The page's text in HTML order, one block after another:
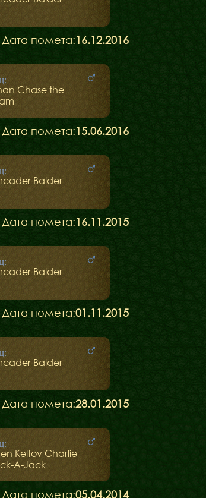
Дата помета:16.12.2016
Chase the
Дата помета:15.06.2016
Balder
Дата помета:16.11.2015
Balder
Дата помета:01.11.2015
Balder
Дата помета:28.01.2015
Keltov Charlie
A-Jack
Дата помета:05.04.2014
Блог